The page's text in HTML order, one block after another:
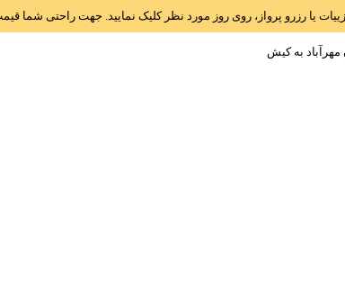
یا رزرو پرواز، روی روز مورد نظر کلیک نمایید. جهت راحتی شما
مهرآباد به کيش